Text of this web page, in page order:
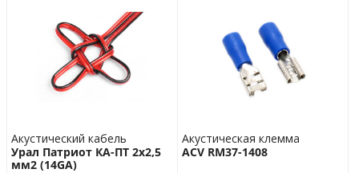
Акустический кабель
Урал Патриот КА-ПТ 2х2,5
мм2 (14GA)
Акустическая клемма
ACV RM37-1408